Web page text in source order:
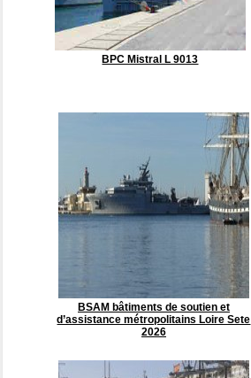
BPC Mistral L 9013
BSAM bâtiments de soutien et
d’assistance métropolitains Loire Sete
2026